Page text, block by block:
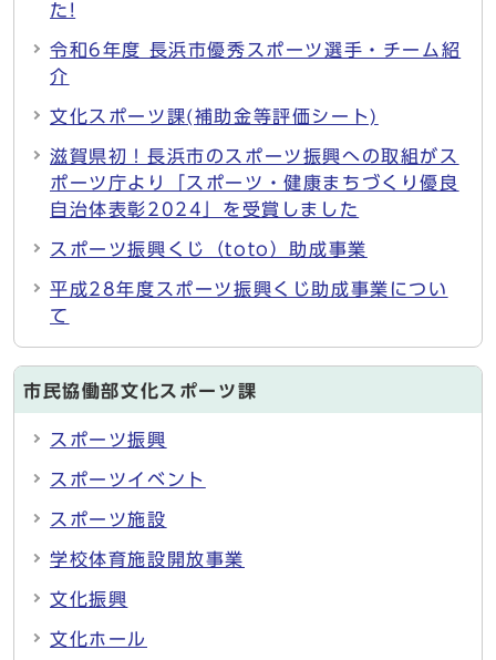
た!
令和6年度 長浜市優秀スポーツ選手・チーム紹
介
文化スポーツ課(補助金等評価シート)
滋賀県初！長浜市のスポーツ振興への取組がス
ポーツ庁より「スポーツ・健康まちづくり優良
自治体表彰2024」を受賞しました
スポーツ振興くじ（toto）助成事業
平成28年度スポーツ振興くじ助成事業につい
て
市民協働部文化スポーツ課
スポーツ振興
スポーツイベント
スポーツ施設
学校体育施設開放事業
文化振興
文化ホール